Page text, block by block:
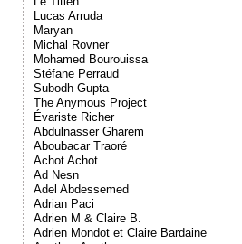
Lucas Arruda
Maryan
Michal Rovner
Mohamed Bourouissa
Stéfane Perraud
Subodh Gupta
The Anymous Project
Évariste Richer
Abdulnasser Gharem
Aboubacar Traoré
Achot Achot
Ad Nesn
Adel Abdessemed
Adrian Paci
Adrien M & Claire B.
Adrien Mondot et Claire Bardaine